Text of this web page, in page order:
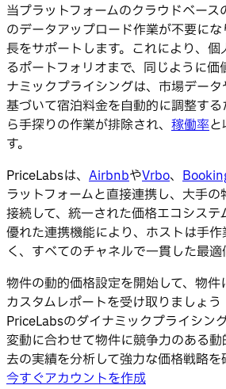
当プラットフォームのクラウドベー
のデータアップロード作業が不要に
長をサポートします。これにより、
るポートフォリオまで、同じように価
ナミックプライシングは、市場データ
基づいて宿泊料金を自動的に調整す
ら手探りの作業が排除され、 稼働率
す。
PriceLabsは、 AirbnbやVrbo、
ラットフォームと直接連携し、大手
接続して、統一された価格エコシステ
優れた連携機能により、ホストは手
く、すべてのチャネルで一貫した最適
物件の動的価格設定を開始して、物
カスタムレポートを受け取りましょう
PriceLabsのダイナミックプライシン
変動に合わせて物件に競争力のある
去の実績を分析して強力な価格戦略を
今すぐアカウントを作成